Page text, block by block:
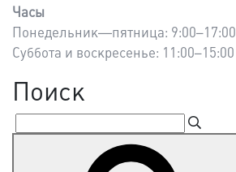
Часы
Понедельник—пятница: 9:00–17:00
Суббота и воскресенье: 11:00–15:00
Поиск
Искать: